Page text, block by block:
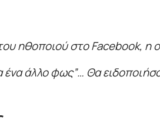
ηθοποιού στο Facebook, η
άλλο φως”… Θα